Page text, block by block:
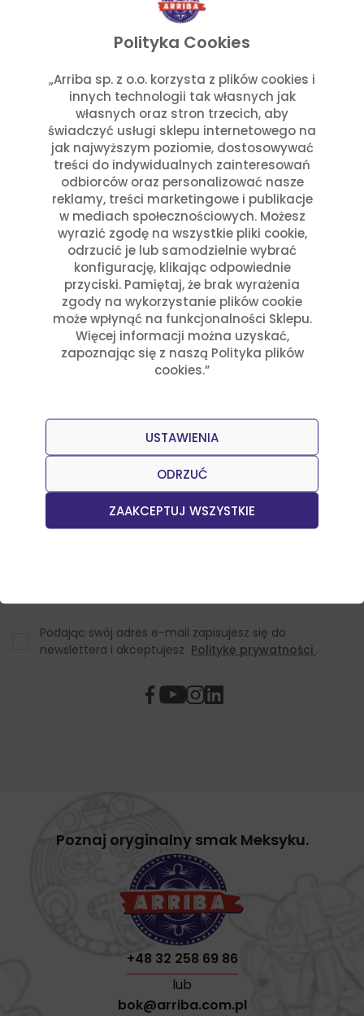
Polityka Cookies
„Arriba sp. z o.o. korzysta z plików cookies i
innych technologii tak własnych jak
własnych oraz stron trzecich, aby
świadczyć usługi sklepu internetowego na
jak najwyższym poziomie, dostosowywać
treści do indywidualnych zainteresowań
odbiorców oraz personalizować nasze
reklamy, treści marketingowe i publikacje
w mediach społecznościowych. Możesz
wyrazić zgodę na wszystkie pliki cookie,
odrzucić je lub samodzielnie wybrać
konfigurację, klikając odpowiednie
przyciski. Pamiętaj, że brak wyrażenia
zgody na wykorzystanie plików cookie
może wpłynąć na funkcjonalności Sklepu.
Więcej informacji można uzyskać,
zapoznając się z naszą Polityka plików
cookies.”
ZAAKCEPTUJ WSZYSTKIE
ODRZUĆ
USTAWIENIA
czerwiec 2025
marzec 2025
styczeń 2025
Kategorie
Aktualności w Arribie(7)
Aktualności z Meksyku(7)
Ciekawostki Turystyczne(4)
Kultura i Historia Meksyku(10)
Potrawy i Gastronomia(11)
Święta Meksykańskie(7)
Święta w Polsce i Meksyku(3)
Dołącz do naszego Newslettera
Otrzymuj informacje o nowościach w sklepie oraz
Podając swój adres e-mail zapisujesz się do
newslettera i akceptujesz Politykę prywatności .
Poznaj oryginalny smak Meksyku.
+48 32 258 69 86
lub
bok@arriba.com.pl